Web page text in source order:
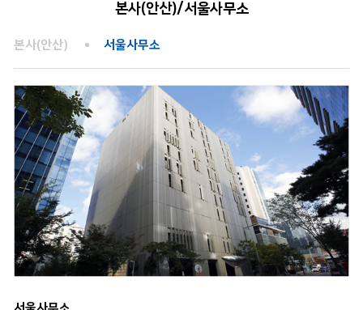
본사(안산)/서울사무소
본사(안산) 서울사무소